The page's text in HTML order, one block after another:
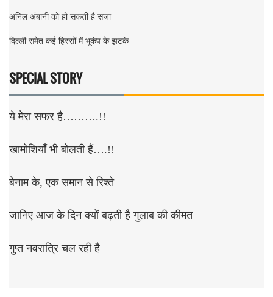
अनिल अंबानी को हो सकती है सजा
दिल्ली समेत कई हिस्सों में भूकंप के झटके
SPECIAL STORY
ये मेरा सफर है……….!!
खामोशियाँ भी बोलती हैं….!!
बेनाम के, एक समान से रिश्ते
जानिए आज के दिन क्यों बढ़ती है गुलाब की कीमत
गुप्त नवरात्रि चल रही है